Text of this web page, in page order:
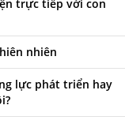
trực tiếp với con
nhiên
lực phát triển hay